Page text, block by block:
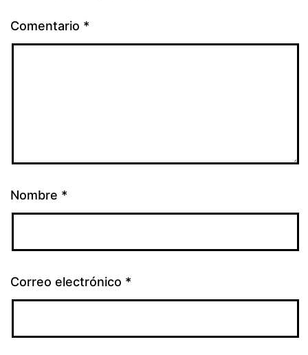
Comentario *
Nombre *
Correo electrónico *